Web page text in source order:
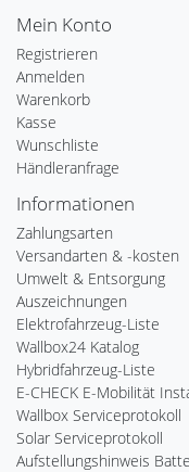
Mein Konto
Registrieren
Anmelden
Warenkorb
Kasse
Wunschliste
Händleranfrage
Informationen
Zahlungsarten
Versandarten & -kosten
Umwelt & Entsorgung
Auszeichnungen
Elektrofahrzeug-Liste
Wallbox24 Katalog
Hybridfahrzeug-Liste
E-CHECK E-Mobilität
Wallbox Serviceprotokoll
Solar Serviceprotokoll
Aufstellungshinweis